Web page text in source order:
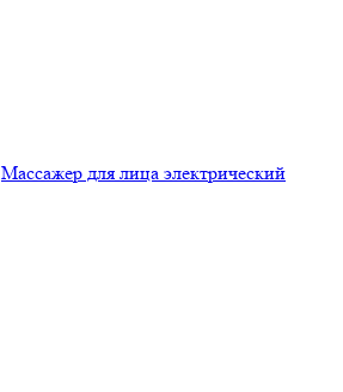
Массажер для лица электрический